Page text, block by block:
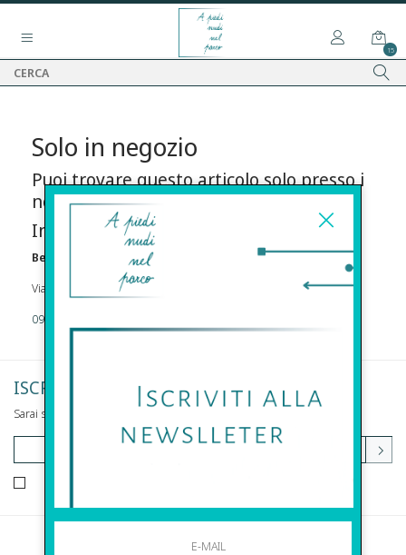
15
Solo in negozio
Puoi trovare questo articolo solo presso i
nostri punti vendita:
Info contatti
Before s.r.l.s.
Via Della Maestranza , 23 96100 Siracusa
09311962373
ISCRIVITI ALLA NEWSLETTER
Sarai sempre aggiornato su offerte e promozioni.